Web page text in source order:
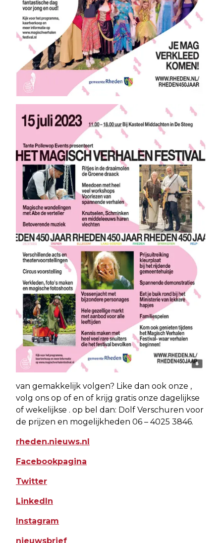
van gemakkelijk volgen? Like dan ook onze ,
volg ons op of en of krijg gratis onze dagelijkse
of wekelijkse . op bel dan: Dolf Verschuren voor
de prijzen en mogelijkheden 06 – 4025 3846.
rheden.nieuws.nl
Facebookpagina
Twitter
LinkedIn
Instagram
nieuwsbrief